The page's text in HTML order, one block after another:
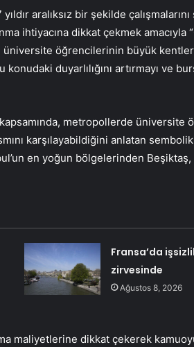
aralıksız bir şekilde
ihtiyacına dikkat çekmek amacıyla
öğrencilerinin büyük
duyarlılığını artırmayı ve
metropollerde üniversite
karşılayabildiğini anlatan sembolik
en yoğun bölgelerinden Beşiktaş,
Fransa’da
zirvesinde
Ağustos 8, 2026
maliyetlerine dikkat çekerek